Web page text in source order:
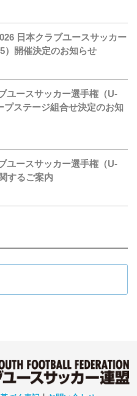
日本クラブユースサッカー
）開催決定のお知らせ
ユースサッカー選手権（U-
ステージ組合せ決定のお知
ユースサッカー選手権（U-
するご案内